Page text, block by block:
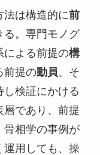
法は構造的に前
る。専門モノグ
による前提の構
前提の動員 、そ
し検証にかける
であり、前提
骨相学の事例が
運用しても、操